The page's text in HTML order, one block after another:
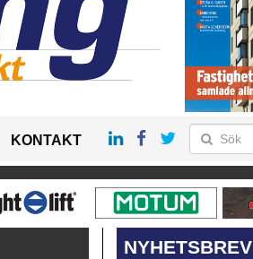
KONTAKT
NYHETSBREV